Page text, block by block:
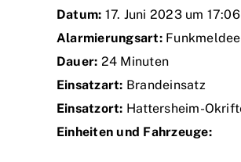
Datum: 17. Juni 2023 um
Alarmierungsart:
Dauer: 24 Minuten
Einsatzart: Brandeinsatz
Einsatzort: Hattersheim-
Einheiten und Fahrzeuge: